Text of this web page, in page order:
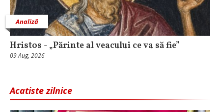
Analiză
Hristos - „Părinte al veacului ce va să fie”
09 Aug, 2026
Acatiste zilnice